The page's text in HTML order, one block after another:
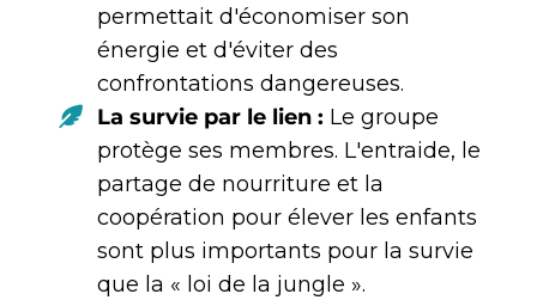
permettait d'économiser son
énergie et d'éviter des
confrontations dangereuses.
La survie par le lien : Le groupe
protège ses membres. L'entraide, le
partage de nourriture et la
coopération pour élever les enfants
sont plus importants pour la survie
que la « loi de la jungle ».